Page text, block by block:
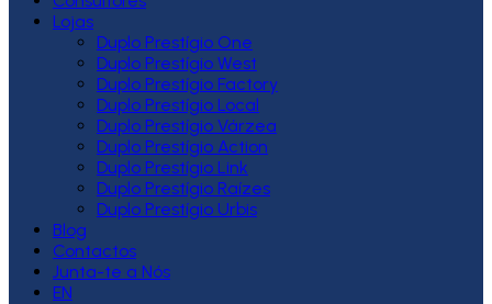
Lojas
Duplo Prestígio One
Duplo Prestígio West
Duplo Prestígio Factory
Duplo Prestígio Local
Duplo Prestígio Várzea
Duplo Prestígio Action
Duplo Prestígio Link
Duplo Prestígio Raízes
Duplo Prestígio Urbis
Blog
Contactos
Junta-te a Nós
EN